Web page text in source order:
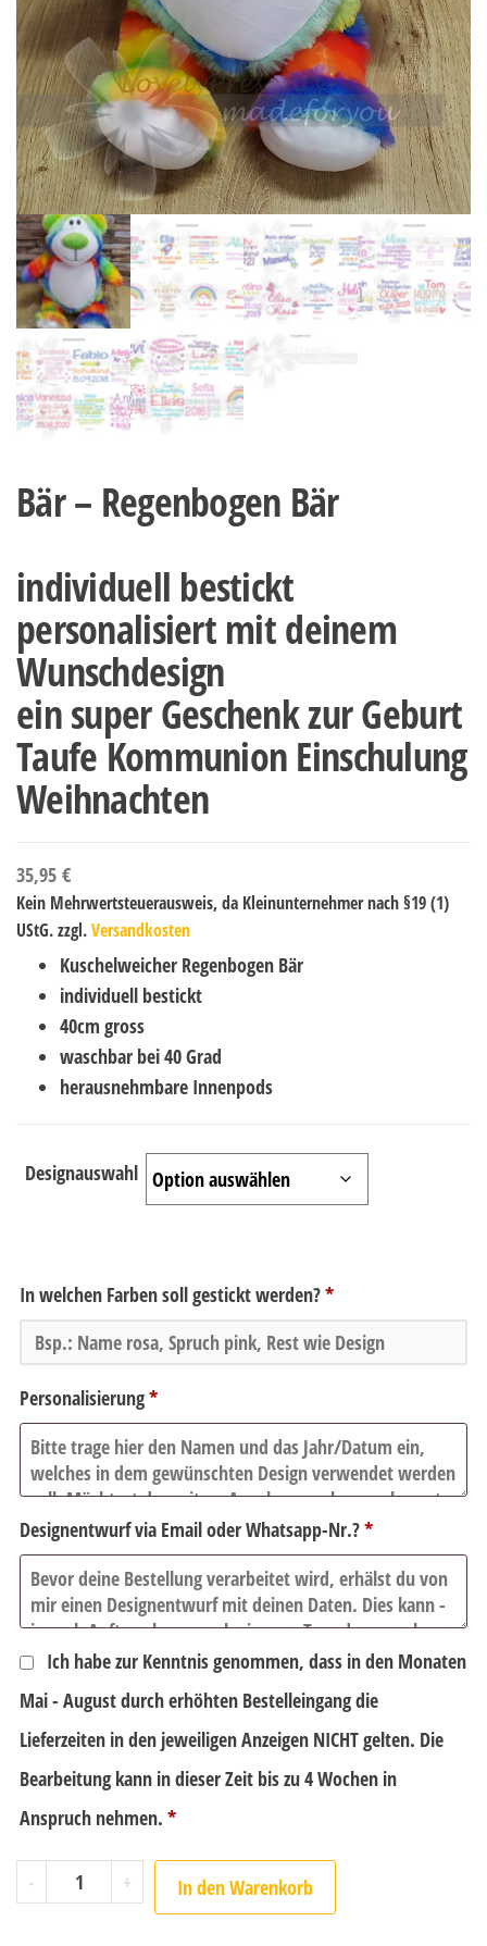
Bär – Regenbogen Bär
individuell bestickt
personalisiert mit deinem
Wunschdesign
ein super Geschenk zur Geburt
Taufe Kommunion Einschulung
Weihnachten
35,95 €
Kein Mehrwertsteuerausweis, da Kleinunternehmer nach §19 (1)
UStG.zzgl.Versandkosten
Kuschelweicher Regenbogen Bär
individuell bestickt
40cm gross
waschbar bei 40 Grad
herausnehmbare Innenpods
Designauswahl
In welchen Farben soll gestickt werden?*
Personalisierung*
Designentwurf via Email oder Whatsapp-Nr.?*
Ich habe zur Kenntnis genommen, dass in den Monaten
Mai - August durch erhöhten Bestelleingang die
Lieferzeiten in den jeweiligen Anzeigen NICHT gelten. Die
Bearbeitung kann in dieser Zeit bis zu 4 Wochen in
Anspruch nehmen. *
- + In den Warenkorb